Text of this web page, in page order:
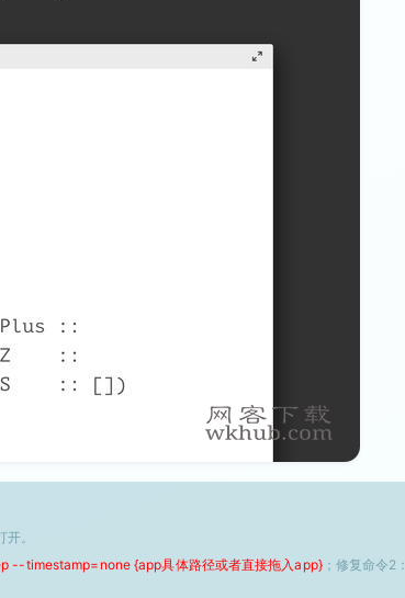
。
timestamp=none {app具体路径或者直接拖入app}；修复命令2：